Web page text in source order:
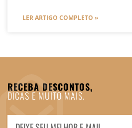
LER ARTIGO COMPLETO »
RECEBA DESCONTOS,
DICAS E MUITO MAIS.